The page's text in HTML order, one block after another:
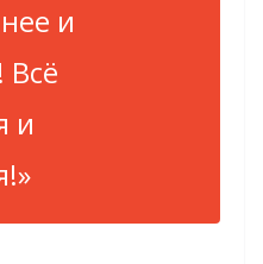
и
Всё
и